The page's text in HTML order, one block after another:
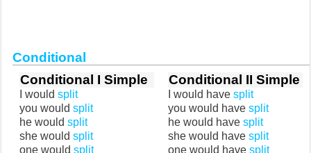
Conditional
Conditional I Simple
I would split
you would split
he would split
she would split
one would split
Conditional II Simple
I would have split
you would have split
he would have split
she would have split
one would have split